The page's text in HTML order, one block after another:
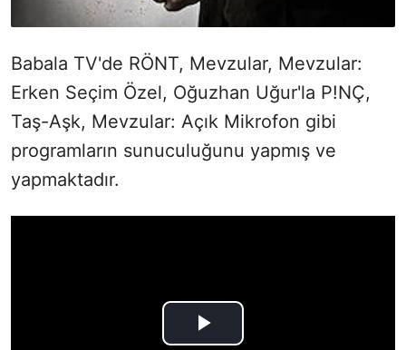
Babala TV'de RÖNT, Mevzular, Mevzular:
Erken Seçim Özel, Oğuzhan Uğur'la P!NÇ,
Taş-Aşk, Mevzular: Açık Mikrofon gibi
programların sunuculuğunu yapmış ve
yapmaktadır.